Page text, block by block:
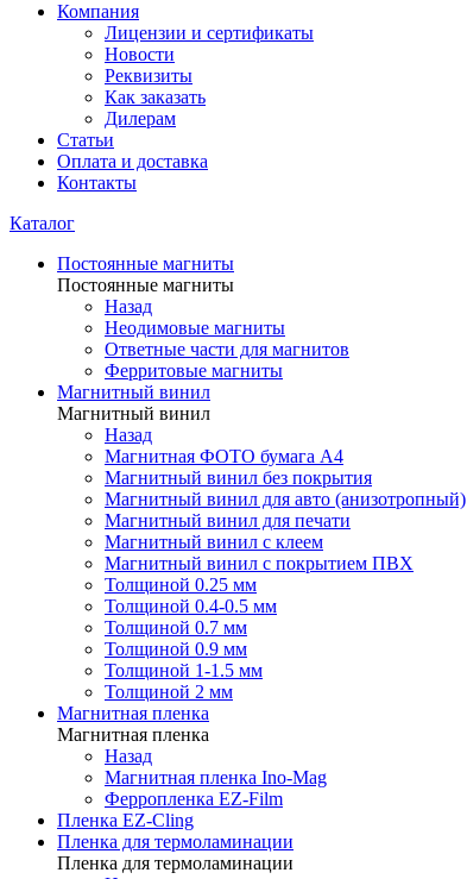
Компания
Лицензии и сертификаты
Новости
Реквизиты
Как заказать
Дилерам
Статьи
Оплата и доставка
Контакты
Каталог
Постоянные магниты
Постоянные магниты
Назад
Неодимовые магниты
Ответные части для магнитов
Ферритовые магниты
Магнитный винил
Магнитный винил
Назад
Магнитная ФОТО бумага А4
Магнитный винил без покрытия
Магнитный винил для авто (анизотропный)
Магнитный винил для печати
Магнитный винил с клеем
Магнитный винил с покрытием ПВХ
Толщиной 0.25 мм
Толщиной 0.4-0.5 мм
Толщиной 0.7 мм
Толщиной 0.9 мм
Толщиной 1-1.5 мм
Толщиной 2 мм
Магнитная пленка
Магнитная пленка
Назад
Магнитная пленка Ino-Mag
Ферропленка EZ-Film
Пленка EZ-Cling
Пленка для термоламинации
Пленка для термоламинации